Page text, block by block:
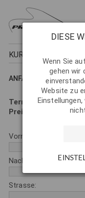
DIESE
Wenn Sie
gehen wir
Website zu
KURSANMELDUNG
ANFÄNGERKURS - ALM
Termin:
Juni 2027
Preis :
Vorname *:
Nachname *:
Strasse: